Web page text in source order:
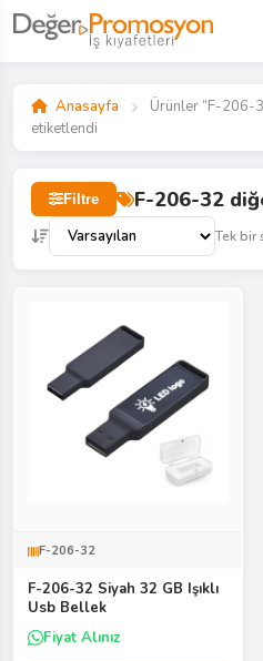
Anasayfa
Ürünler “F-206-
etiketlendi
Filtre F-206-32
Tek bir
F-206-32
F-206-32 Siyah 32 GB Işıklı
Usb Bellek
Fiyat Alınız